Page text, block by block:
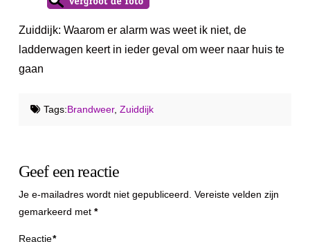
Zuiddijk: Waarom er alarm was weet ik niet, de
ladderwagen keert in ieder geval om weer naar huis te
gaan
Tags:Brandweer, Zuiddijk
Geef een reactie
Je e-mailadres wordt niet gepubliceerd. Vereiste velden zijn
gemarkeerd met *
Reactie*